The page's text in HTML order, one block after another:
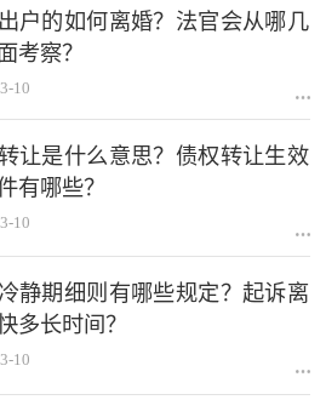
户的如何离婚？法官会从哪几
考察？
10
让是什么意思？债权转让生效
有哪些？
10
静期细则有哪些规定？起诉离
多长时间？
10